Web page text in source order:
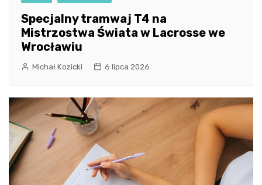
Specjalny tramwaj T4 na
Mistrzostwa Świata w Lacrosse we
Wrocławiu
Michał Kozicki 6 lipca 2026